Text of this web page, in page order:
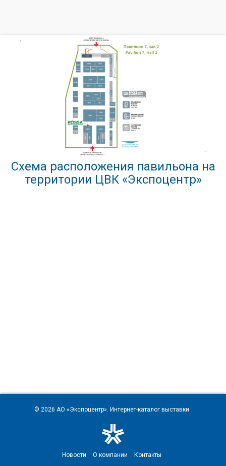
Схема расположения павильона на
территории ЦВК «Экспоцентр»
© 2026 АО «Экспоцентр». Интернет-каталог выставки
Новости О компании Контакты